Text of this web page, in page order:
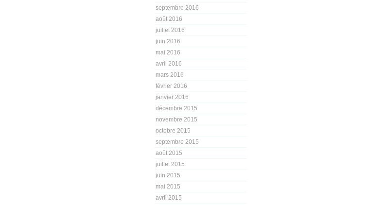
septembre 2016
août 2016
juillet 2016
juin 2016
mai 2016
avril 2016
mars 2016
février 2016
janvier 2016
décembre 2015
novembre 2015
octobre 2015
septembre 2015
août 2015
juillet 2015
juin 2015
mai 2015
avril 2015